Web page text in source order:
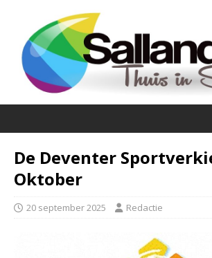
De Deventer
Oktober
20 september 2025 Redactie